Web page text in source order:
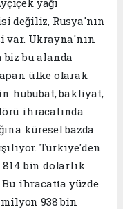
yağı
değiliz, Rusya'nın
var. Ukrayna'nın
bu alanda
ülke olarak
hububat, bakliyat,
ihracatında
küresel bazda
Türkiye'den
814 bin dolarlık
ihracatta yüzde
milyon 938 bin